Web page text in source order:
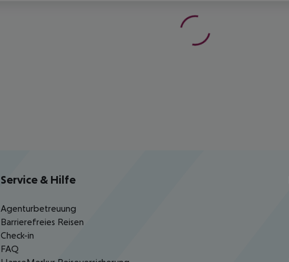
Service & Hilfe
Agenturbetreuung
Barrierefreies Reisen
Check-in
FAQ